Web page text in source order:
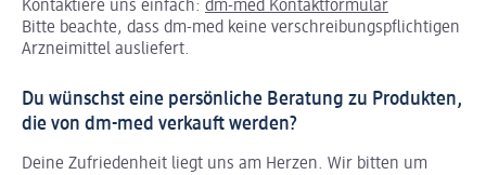
Kontaktiere uns einfach: dm-med Kontaktformular
Bitte beachte, dass dm-med keine verschreibungspflichtigen
Arzneimittel ausliefert.
Du wünschst eine persönliche Beratung zu Produkten,
die von dm-med verkauft werden?
Deine Zufriedenheit liegt uns am Herzen. Wir bitten um